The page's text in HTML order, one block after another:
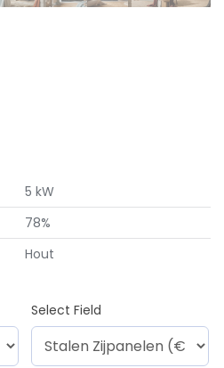
5 kW
78%
Hout
Select Field